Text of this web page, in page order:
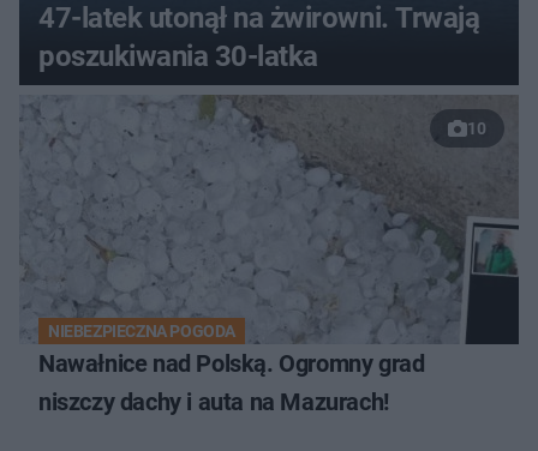
47-latek utonął na żwirowni. Trwają
poszukiwania 30-latka
10
NIEBEZPIECZNA POGODA
Nawałnice nad Polską. Ogromny grad
niszczy dachy i auta na Mazurach!